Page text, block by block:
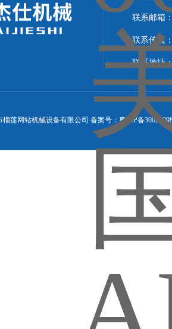
联系邮箱
联系传真
联系地址
莲网站机械设备有限公司 备案号：粤ICP备